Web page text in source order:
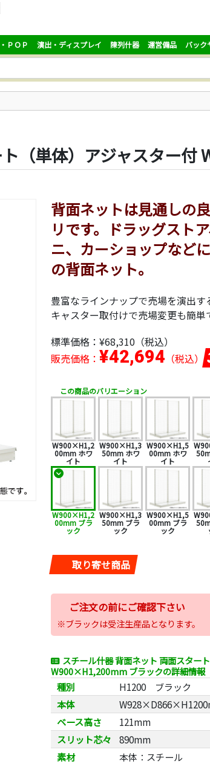
ＰＯＰ 演出・ディスプレイ 陳列什器 運営備品 バック
（単体）アジャスター
背面ネットは見通しの
リです。ドラッグスト
ニ、カーショップなど
の背面ネット。
豊富なラインナップで売場を演出す
キャスター取付けで売場変更も簡単
標準価格： ¥68,310 （税込）
販売価格： ¥42,694 （税込）
この商品のバリエーション
W900×H1,2
00mm ホワ
イト
W900×H1,3
50mm ホワ
イト
W900×H1,5
00mm ホワ
イト
W900×H1,2
00mm ブラ
ック
W900×H1,3
50mm ブラ
ック
W900×H1,5
00mm ブラ
ック
取り寄せ商品
ご注文の前にご確認下さい
※ブラックは受注生産品となります。
スチール什器 背面ネット 両面スター
W900×H1,200mm ブラックの詳細情報
種別
H1200 ブラック
本体
ベース高さ
121mm
スリット芯々
890mm
素材
本体：スチール